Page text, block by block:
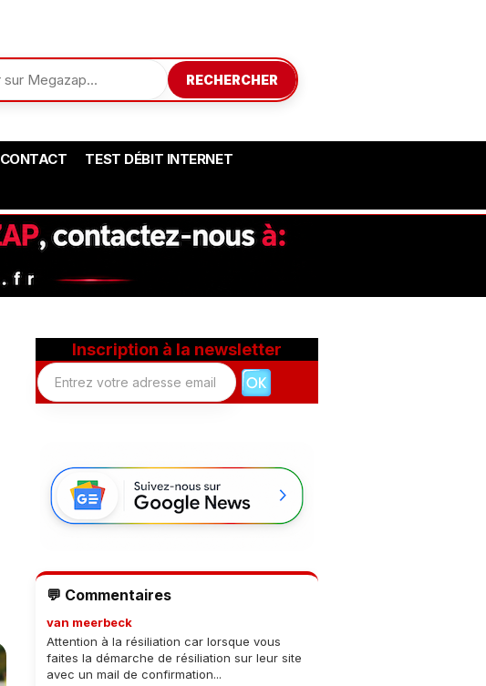
RECHERCHER
CONTACT TEST DÉBIT INTERNET
Inscription à la newsletter
💬 Commentaires
van meerbeck
Attention à la résiliation car lorsque vous
faites la démarche de résiliation sur leur site
avec un mail de confirmation...